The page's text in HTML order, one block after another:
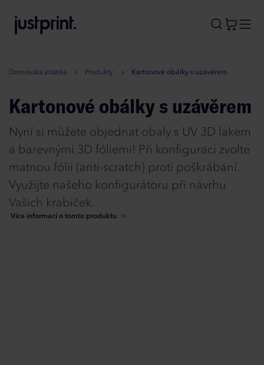
A
Domovská stránka Produkty Kartonové obálky s uzávěrem
Kartonové obálky s uzávěrem
Nyní si můžete objednat obaly s UV 3D lakem
a barevnými 3D fóliemi! Při konfiguraci zvolte
matnou fólii (anti-scratch) proti poškrábání.
Využijte našeho konfigurátoru při návrhu
Vašich krabiček.
Více informací o tomto produktu